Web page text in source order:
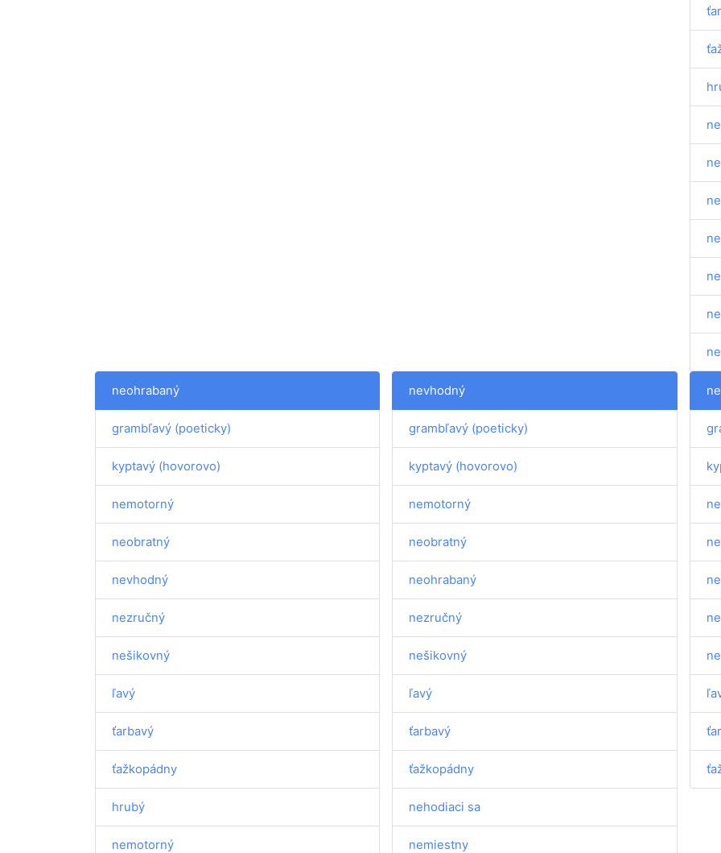
neohrabaný
grambľavý (poeticky)
kyptavý (hovorovo)
nemotorný
neobratný
nevhodný
nezručný
nešikovný
ľavý
ťarbavý
ťažkopádny
hrubý
nemotorný
nevhodný
grambľavý (poeticky)
kyptavý (hovorovo)
nemotorný
neobratný
neohrabaný
nezručný
nešikovný
ľavý
ťarbavý
ťažkopádny
nehodiaci sa
nemiestny